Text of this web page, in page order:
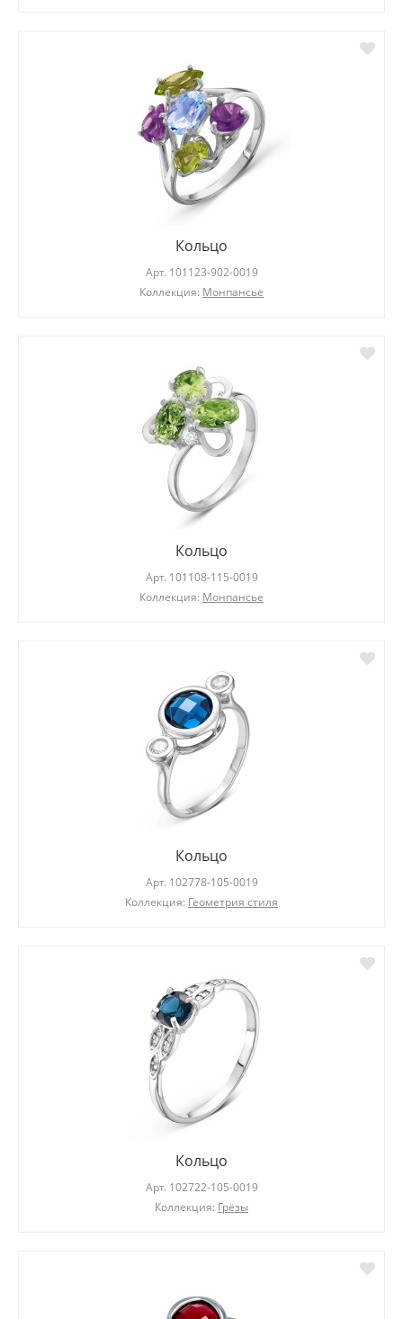
Кольцо
Арт. 101123-902-0019
Коллекция: Монпансье
Кольцо
Арт. 101108-115-0019
Коллекция: Монпансье
Кольцо
Арт. 102778-105-0019
Коллекция: Геометрия стиля
Кольцо
Арт. 102722-105-0019
Коллекция: Грёзы